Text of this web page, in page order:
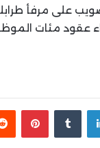
على مرفأ
عقود مئات
لينكدإن